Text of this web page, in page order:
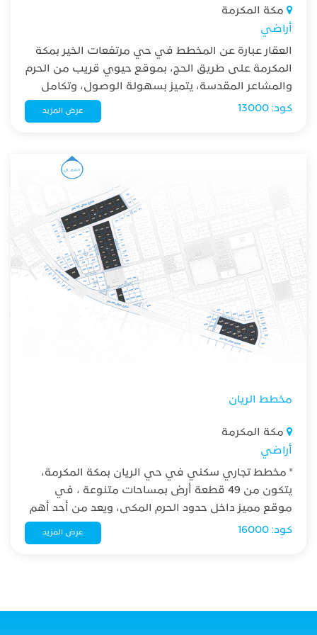
مكة المكرمة
أراضي
العقار عبارة عن المخطط في حي مرتفعات الخير بمكة
المكرمة على طريق الحج، بموقع حيوي قريب من الحرم
والمشاعر المقدسة، يتميز بسهولة الوصول، وتكامل
الخدمات والبنية التحتية، ليكون خيارًا مثاليًا للتملك
كود: 13000 عرض المزيد
مخطط الريان
مكة المكرمة
أراضي
" مخطط تجاري سكني في حي الريان بمكة المكرمة،
يتكون من 49 قطعة أرض بمساحات متنوعة ، في
موقع مميز داخل حدود الحرم المكي، ويعد من أحد أهم
المخططات الحديثة في المنطقة. "
كود: 16000 عرض المزيد